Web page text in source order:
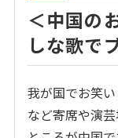
＜中国の
しな歌で
我が国でお笑
など寄席や演